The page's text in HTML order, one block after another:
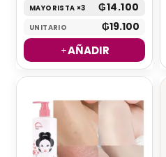
MAYORISTA ×3 ₲14.100
UNITARIO ₲19.100
AÑADIR